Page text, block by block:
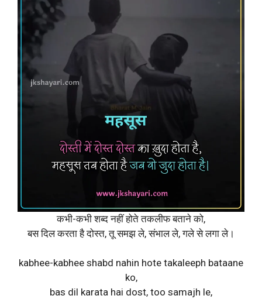
कभी-कभी शब्द नहीं होते तकलीफ बताने को,
बस दिल करता है दोस्त, तू समझ ले, संभाल ले, गले से लगा ले।
kabhee-kabhee shabd nahin hote takaleeph bataane
ko,
bas dil karata hai dost, too samajh le,